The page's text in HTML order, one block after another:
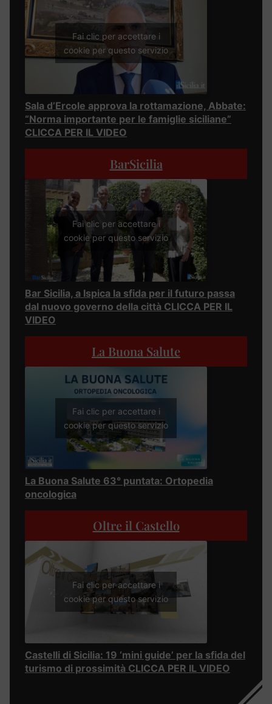
Fai clic per accettare i
cookie per questo servizio
Sala d’Ercole approva la rottamazione, Abbate:
“Norma importante per le famiglie siciliane”
CLICCA PER IL VIDEO
BarSicilia
Fai clic per accettare i
cookie per questo servizio
Bar Sicilia, a Ispica la sfida per il futuro passa
dal nuovo governo della città CLICCA PER IL
VIDEO
La Buona Salute
Fai clic per accettare i
cookie per questo servizio
La Buona Salute 63° puntata: Ortopedia
oncologica
Oltre il Castello
Fai clic per accettare i
cookie per questo servizio
Castelli di Sicilia: 19 ‘mini guide’ per la sfida del
turismo di prossimità CLICCA PER IL VIDEO